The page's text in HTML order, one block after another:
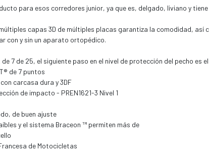
para esos corredores junior, ya que es, delgado, liviano y
capas 3D de múltiples placas garantiza la comodidad,
con y sin un aparato ortopédico.
7 de 25, el siguiente paso en el nivel de protección del pecho es
de 7 puntos
carcasa dura y 3DF
de impacto - PREN1621-3 Nivel 1
de buen ajuste
y el sistema Braceon ™ permiten más de
de Motocicletas